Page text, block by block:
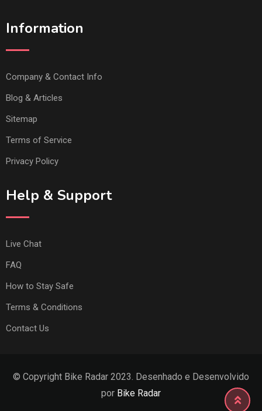
Information
Company & Contact Info
Blog & Articles
Sitemap
Terms of Service
Privacy Policy
Help & Support
Live Chat
FAQ
How to Stay Safe
Terms & Conditions
Contact Us
© Copyright Bike Radar 2023. Desenhado e Desenvolvido
por Bike Radar